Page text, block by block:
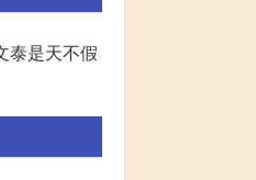
泰是天不假